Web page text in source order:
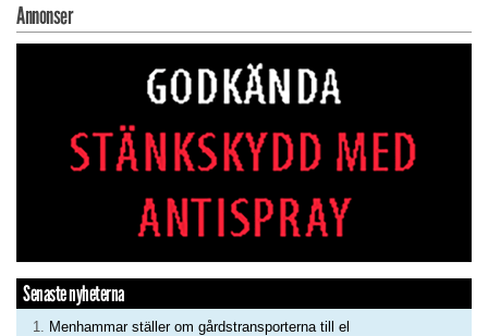
Annonser
Senaste nyheterna
Menhammar ställer om gårdstransporterna till el